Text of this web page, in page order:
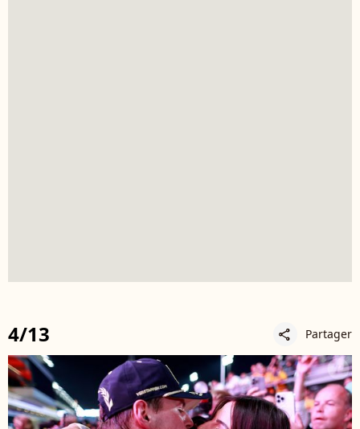
4/13 share Partager